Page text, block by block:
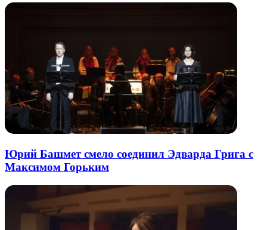
Юрий Башмет смело соединил Эдварда Грига с
Максимом Горьким